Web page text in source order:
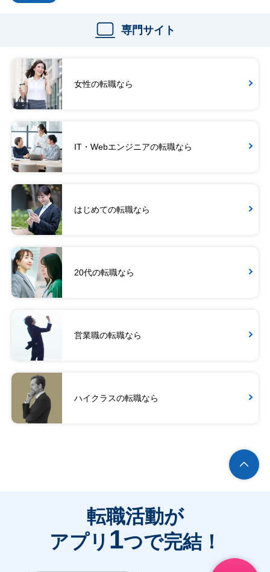
専門サイト
女性の転職なら
IT・Webエンジニアの転職なら
はじめての転職なら
20代の転職なら
営業職の転職なら
ハイクラスの転職なら
転職活動が
アプリ 1つで完結！